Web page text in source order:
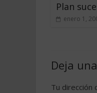
Plan
enero 1,
Deja
Tu dirección